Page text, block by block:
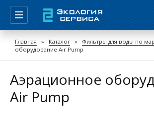
Главная » Каталог » Фильтры для воды по
оборудование Air Pump
Аэрационное
Air Pump